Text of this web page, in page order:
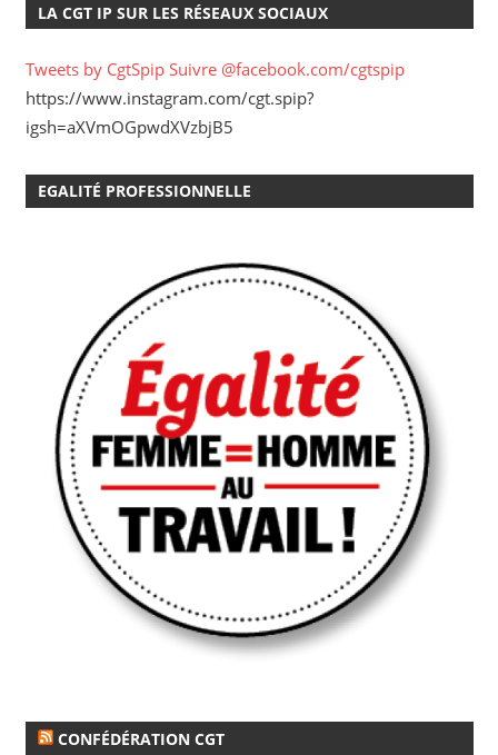
LA CGT IP SUR LES RÉSEAUX SOCIAUX
Tweets by CgtSpip Suivre @facebook.com/cgtspip
https://www.instagram.com/cgt.spip?
igsh=aXVmOGpwdXVzbjB5
EGALITÉ PROFESSIONNELLE
CONFÉDÉRATION CGT